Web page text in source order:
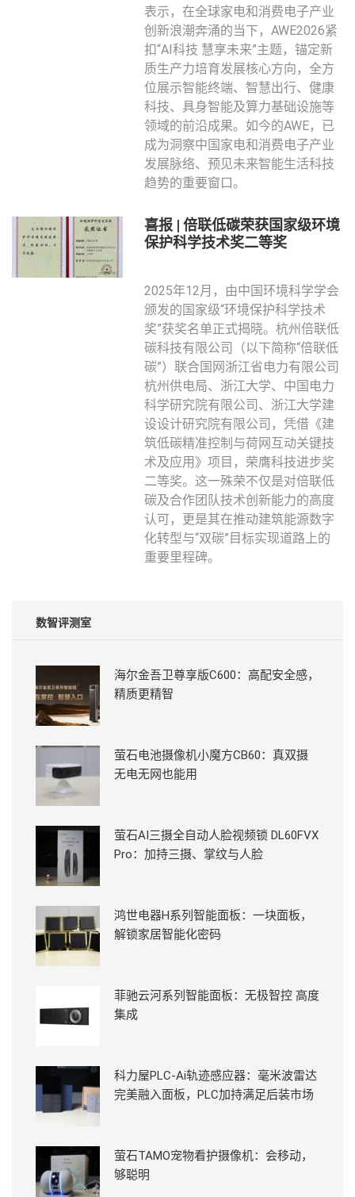
表示，在全球家电和消费电子产业
创新浪潮奔涌的当下，AWE2026紧
扣“AI科技 慧享未来”主题，锚定新
质生产力培育发展核心方向，全方
位展示智能终端、智慧出行、健康
科技、具身智能及算力基础设施等
领域的前沿成果。如今的AWE，已
成为洞察中国家电和消费电子产业
发展脉络、预见未来智能生活科技
趋势的重要窗口。
喜报 | 倍联低碳荣获国家级环境
保护科学技术奖二等奖
2025年12月，由中国环境科学学会
颁发的国家级“环境保护科学技术
奖”获奖名单正式揭晓。杭州倍联低
碳科技有限公司（以下简称“倍联低
碳”）联合国网浙江省电力有限公司
杭州供电局、浙江大学、中国电力
科学研究院有限公司、浙江大学建
设设计研究院有限公司，凭借《建
筑低碳精准控制与荷网互动关键技
术及应用》项目，荣膺科技进步奖
二等奖。这一殊荣不仅是对倍联低
碳及合作团队技术创新能力的高度
认可，更是其在推动建筑能源数字
化转型与“双碳”目标实现道路上的
重要里程碑。
数智评测室
海尔金吾卫尊享版C600：高配安全感，
精质更精智
萤石电池摄像机小魔方CB60：真双摄
无电无网也能用
萤石AI三摄全自动人脸视频锁 DL60FVX
Pro：加持三摄、掌纹与人脸
鸿世电器H系列智能面板：一块面板，
解锁家居智能化密码
菲驰云河系列智能面板：无极智控 高度
集成
科力屋PLC-Ai轨迹感应器：毫米波雷达
完美融入面板，PLC加持满足后装市场
萤石TAMO宠物看护摄像机：会移动，
够聪明